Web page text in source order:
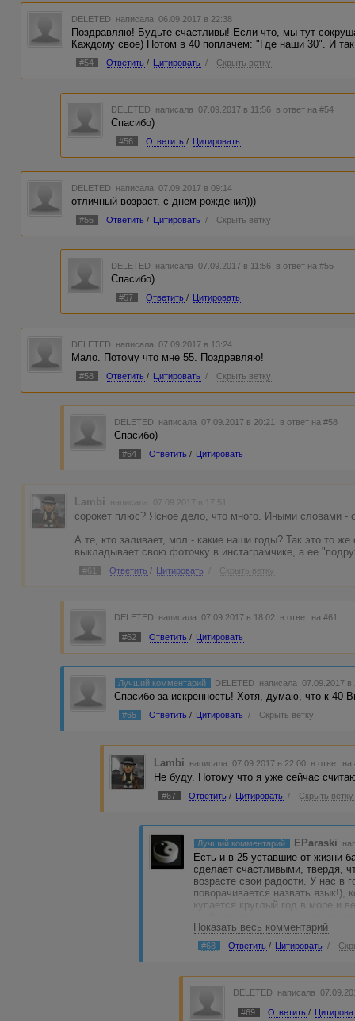
DELETED написала 06.09.2017 в 22:38
Поздравляю! Будьте счастливы! Если что, мы тут
Каждому свое) Потом в 40 поплачем: "Где наши 30". И
#54 Ответить / Цитировать / Скрыть ветку
DELETED написала 07.09.2017 в 11:56 в ответ на #54
Спасибо)
#56 Ответить / Цитировать
DELETED написала 07.09.2017 в 09:14
отличный возраст, с днем рождения)))
#55 Ответить / Цитировать / Скрыть ветку
DELETED написала 07.09.2017 в 11:56 в ответ на #55
Спасибо)
#57 Ответить / Цитировать
DELETED написала 07.09.2017 в 13:24
Мало. Потому что мне 55. Поздравляю!
#58 Ответить / Цитировать / Скрыть ветку
DELETED написала 07.09.2017 в 20:21 в ответ на #58
Спасибо)
#64 Ответить / Цитировать
Lambi написала 07.09.2017 в 17:51
сорокет плюс? Ясное дело, что много. Иными словами -
А те, кто заливает, мол - какие наши годы? Так это то
выкладывает свою фоточку в инстаграмчике, а ее
#61 Ответить / Цитировать Скрыть ветку
DELETED написала 07.09.2017 в 18:02 в ответ на #61
#62 Ответить / Цитировать
Лучший комментарий DELETED написала 07.09.2017
Спасибо за искренность! Хотя, думаю, что к 40
#65 Ответить / Цитировать / Скрыть ветку
Lambi написала 07.09.2017 в 22:00 в ответ на
Не буду. Потому что я уже сейчас
#67 Ответить / Цитировать / Скрыть ветку
Лучший комментарий EParaski
Есть и в 25 уставшие от жизни
сделает счастливыми, твердя,
возрасте свои радости. У нас в
поворачивается назвать язык!),
купается круглый год в море и
возрасте!
Показать весь комментарий
#68 Ответить / Цитировать /
DELETED написала
#69 Ответить /